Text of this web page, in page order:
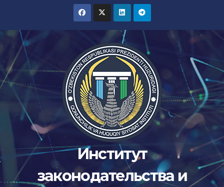
содержимому
Институт
законодательства и